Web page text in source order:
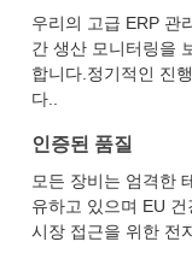
우리의 고급 ERP 관
간 생산 모니터링을
합니다.정기적인 진
다..
인증된 품질
모든 장비는 엄격한
유하고 있으며 EU
시장 접근을 위한 전